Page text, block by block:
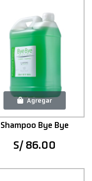
Agregar
Shampoo Bye Bye
S/ 86.00